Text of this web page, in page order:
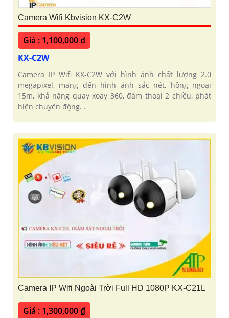
Camera Wifi Kbvision KX-C2W
Giá : 1,100,000 ₫
KX-C2W
Camera IP Wifi KX-C2W với hình ảnh chất lượng 2.0
megapixel, mang đến hình ảnh sắc nét, hồng ngoại
15m, khả năng quay xoay 360, đàm thoại 2 chiều, phát
hiện chuyển động. .
Camera IP Wifi Ngoài Trời Full HD 1080P KX-C21L
Giá : 1,300,000 ₫